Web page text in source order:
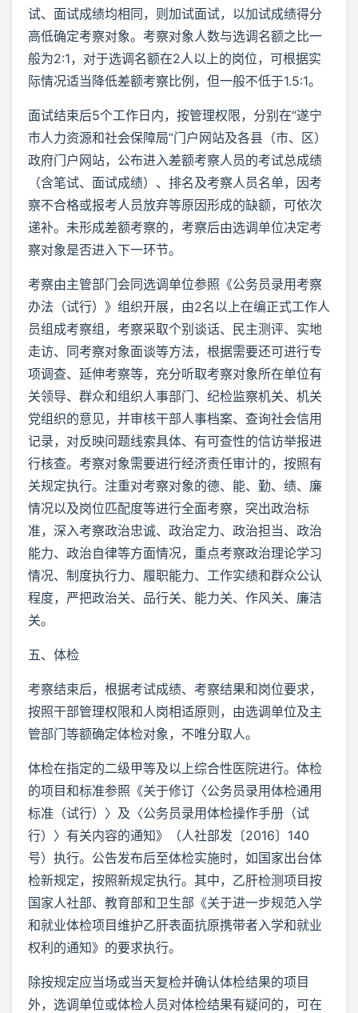
试、面试成绩均相同，则加试面试，以加试成绩得分
高低确定考察对象。考察对象人数与选调名额之比一
般为2:1，对于选调名额在2人以上的岗位，可根据实
际情况适当降低差额考察比例，但一般不低于1.5:1。
面试结束后5个工作日内，按管理权限，分别在“遂宁
市人力资源和社会保障局”门户网站及各县（市、区）
政府门户网站，公布进入差额考察人员的考试总成绩
（含笔试、面试成绩）、排名及考察人员名单，因考
察不合格或报考人员放弃等原因形成的缺额，可依次
递补。未形成差额考察的，考察后由选调单位决定考
察对象是否进入下一环节。
考察由主管部门会同选调单位参照《公务员录用考察
办法（试行）》组织开展，由2名以上在编正式工作人
员组成考察组，考察采取个别谈话、民主测评、实地
走访、同考察对象面谈等方法，根据需要还可进行专
项调查、延伸考察等，充分听取考察对象所在单位有
关领导、群众和组织人事部门、纪检监察机关、机关
党组织的意见，并审核干部人事档案、查询社会信用
记录，对反映问题线索具体、有可查性的信访举报进
行核查。考察对象需要进行经济责任审计的，按照有
关规定执行。注重对考察对象的德、能、勤、绩、廉
情况以及岗位匹配度等进行全面考察，突出政治标
准，深入考察政治忠诚、政治定力、政治担当、政治
能力、政治自律等方面情况，重点考察政治理论学习
情况、制度执行力、履职能力、工作实绩和群众公认
程度，严把政治关、品行关、能力关、作风关、廉洁
关。
五、体检
考察结束后，根据考试成绩、考察结果和岗位要求，
按照干部管理权限和人岗相适原则，由选调单位及主
管部门等额确定体检对象，不唯分取人。
体检在指定的二级甲等及以上综合性医院进行。体检
的项目和标准参照《关于修订〈公务员录用体检通用
标准（试行）〉及〈公务员录用体检操作手册（试
行）〉有关内容的通知》（人社部发〔2016〕140
号）执行。公告发布后至体检实施时，如国家出台体
检新规定，按照新规定执行。其中，乙肝检测项目按
国家人社部、教育部和卫生部《关于进一步规范入学
和就业体检项目维护乙肝表面抗原携带者入学和就业
权利的通知》的要求执行。
除按规定应当场或当天复检并确认体检结果的项目
外，选调单位或体检人员对体检结果有疑问的，可在